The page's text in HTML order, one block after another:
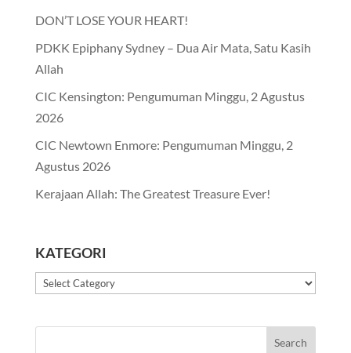
DON’T LOSE YOUR HEART!
PDKK Epiphany Sydney – Dua Air Mata, Satu Kasih
Allah
CIC Kensington: Pengumuman Minggu, 2 Agustus
2026
CIC Newtown Enmore: Pengumuman Minggu, 2
Agustus 2026
Kerajaan Allah: The Greatest Treasure Ever!
KATEGORI
Kategori